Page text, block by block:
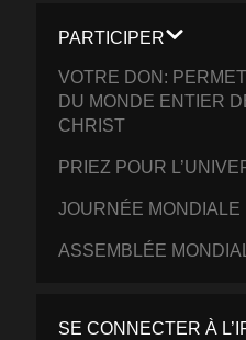
PARTICIPER
VOTRE DON:
DU MONDE ENTIER
CHRIST
PRIEZ POUR
JOURNÉE MONDIALE
ASSEMBLÉE
SE CONNECTER À